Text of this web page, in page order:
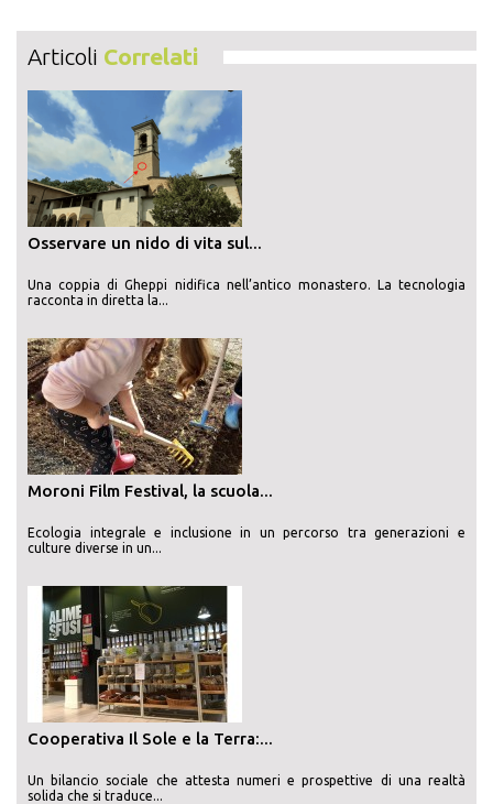
Articoli Correlati
Osservare un nido di vita sul...
Una coppia di Gheppi nidifica nell’antico monastero. La tecnologia
racconta in diretta la...
Moroni Film Festival, la scuola...
Ecologia integrale e inclusione in un percorso tra generazioni e
culture diverse in un...
Cooperativa Il Sole e la Terra:...
Un bilancio sociale che attesta numeri e prospettive di una realtà
solida che si traduce...